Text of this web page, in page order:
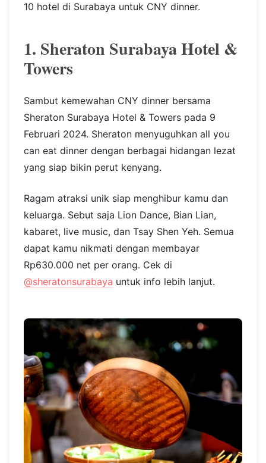
10 hotel di Surabaya untuk CNY dinner.
1. Sheraton Surabaya Hotel &
Towers
Sambut kemewahan CNY dinner bersama
Sheraton Surabaya Hotel & Towers pada 9
Februari 2024. Sheraton menyuguhkan all you
can eat dinner dengan berbagai hidangan lezat
yang siap bikin perut kenyang.
Ragam atraksi unik siap menghibur kamu dan
keluarga. Sebut saja Lion Dance, Bian Lian,
kabaret, live music, dan Tsay Shen Yeh. Semua
dapat kamu nikmati dengan membayar
Rp630.000 net per orang. Cek di
@sheratonsurabaya untuk info lebih lanjut.